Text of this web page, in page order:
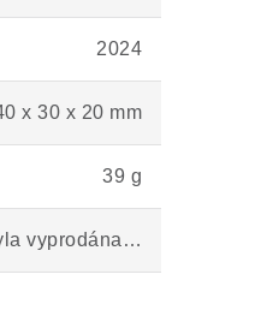
2024
x 30 x 20 mm
39 g
vyprodána…